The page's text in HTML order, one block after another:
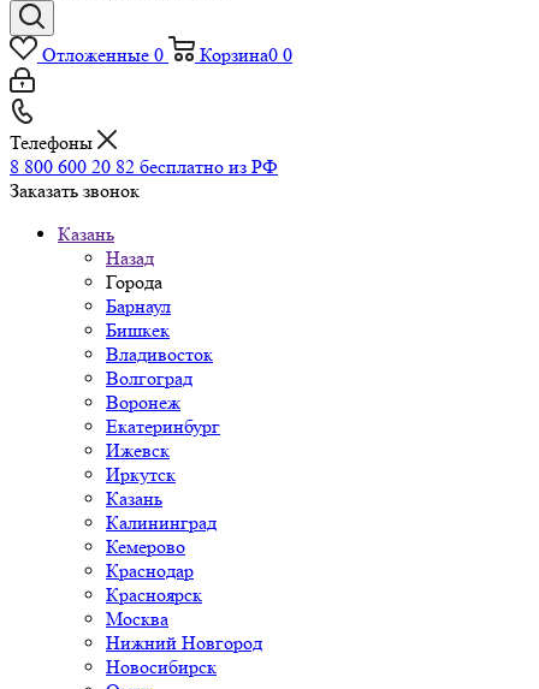
Отложенные 0 Корзина0 0
Телефоны
8 800 600 20 82 бесплатно из РФ
Заказать звонок
Казань
Назад
Города
Барнаул
Бишкек
Владивосток
Волгоград
Воронеж
Екатеринбург
Ижевск
Иркутск
Казань
Калининград
Кемерово
Краснодар
Красноярск
Москва
Нижний Новгород
Новосибирск